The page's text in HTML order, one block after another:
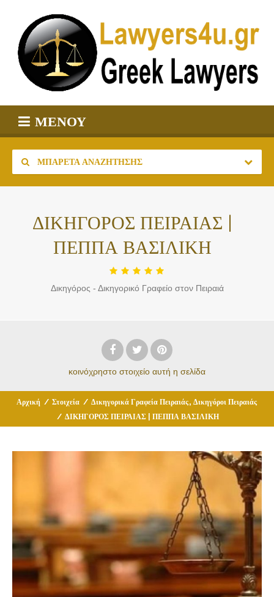
ΜΕΝΟΎ
ΜΠΑΡΈΤΑ ΑΝΑΖΉΤΗΣΗΣ
ΔΙΚΗΓΟΡΟΣ ΠΕΙΡΑΙΑΣ |
ΠΕΠΠΑ ΒΑΣΙΛΙΚΗ
Δικηγόρος - Δικηγορικό Γραφείο στον Πειραιά
κοινόχρηστο στοιχείο αυτή η σελίδα
Αρχική / Στοιχεία / Δικηγορικά Γραφεία Πειραιάς, Δικηγόροι Πειραιάς
/ ΔΙΚΗΓΟΡΟΣ ΠΕΙΡΑΙΑΣ | ΠΕΠΠΑ ΒΑΣΙΛΙΚΗ